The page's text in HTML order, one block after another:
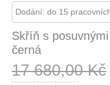
Dodání: do 15
Skříň s
černá
17 680,00Kč